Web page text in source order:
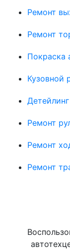
Ремонт
Ремонт
Покраска
Кузовной
Детейлинг
Ремонт
Ремонт
Ремонт